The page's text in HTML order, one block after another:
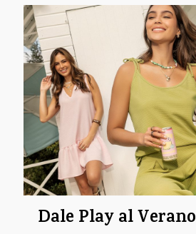
Dale Play al Verano